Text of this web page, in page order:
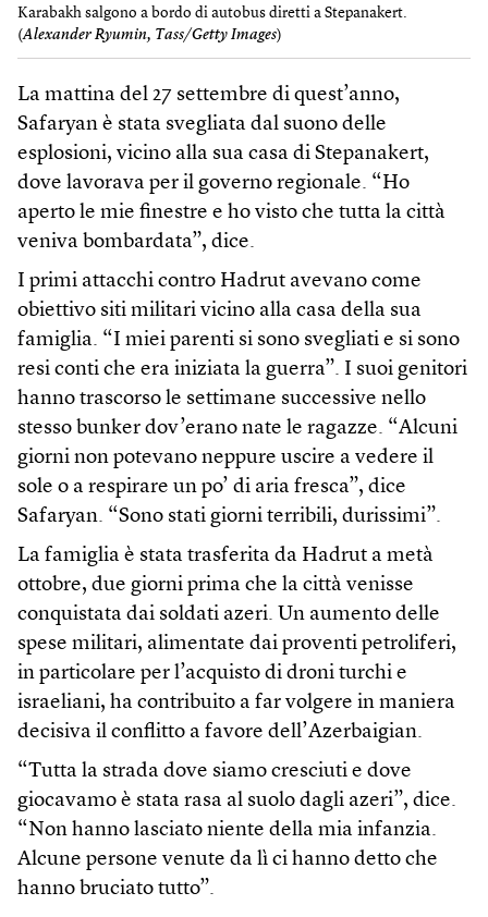
Karabakh salgono a bordo di autobus diretti a Stepanakert.
(Alexander Ryumin, Tass/Getty Images)
La mattina del 27 settembre di quest’anno,
Safaryan è stata svegliata dal suono delle
esplosioni, vicino alla sua casa di Stepanakert,
dove lavorava per il governo regionale. “Ho
aperto le mie finestre e ho visto che tutta la città
veniva bombardata”, dice.
I primi attacchi contro Hadrut avevano come
obiettivo siti militari vicino alla casa della sua
famiglia. “I miei parenti si sono svegliati e si sono
resi conti che era iniziata la guerra”. I suoi genitori
hanno trascorso le settimane successive nello
stesso bunker dov’erano nate le ragazze. “Alcuni
giorni non potevano neppure uscire a vedere il
sole o a respirare un po’ di aria fresca”, dice
Safaryan. “Sono stati giorni terribili, durissimi”.
La famiglia è stata trasferita da Hadrut a metà
ottobre, due giorni prima che la città venisse
conquistata dai soldati azeri. Un aumento delle
spese militari, alimentate dai proventi petroliferi,
in particolare per l’acquisto di droni turchi e
israeliani, ha contribuito a far volgere in maniera
decisiva il conflitto a favore dell’Azerbaigian.
“Tutta la strada dove siamo cresciuti e dove
giocavamo è stata rasa al suolo dagli azeri”, dice.
“Non hanno lasciato niente della mia infanzia.
Alcune persone venute da lì ci hanno detto che
hanno bruciato tutto”.